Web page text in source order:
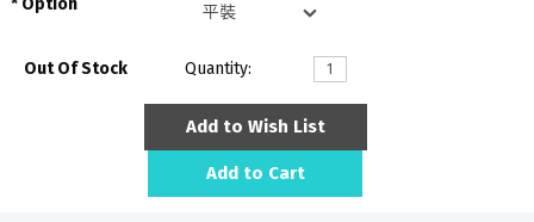
Option
Out Of Stock Quantity:
Add to Wish List
Add to Cart